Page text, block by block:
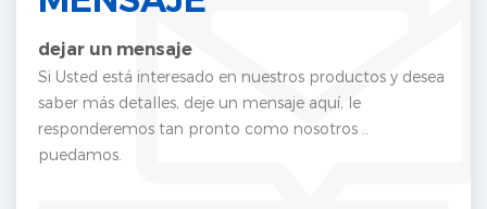
dejar un mensaje
Si Usted está interesado en nuestros productos y desea
saber más detalles, deje un mensaje aquí, le
responderemos tan pronto como nosotros ..
puedamos.